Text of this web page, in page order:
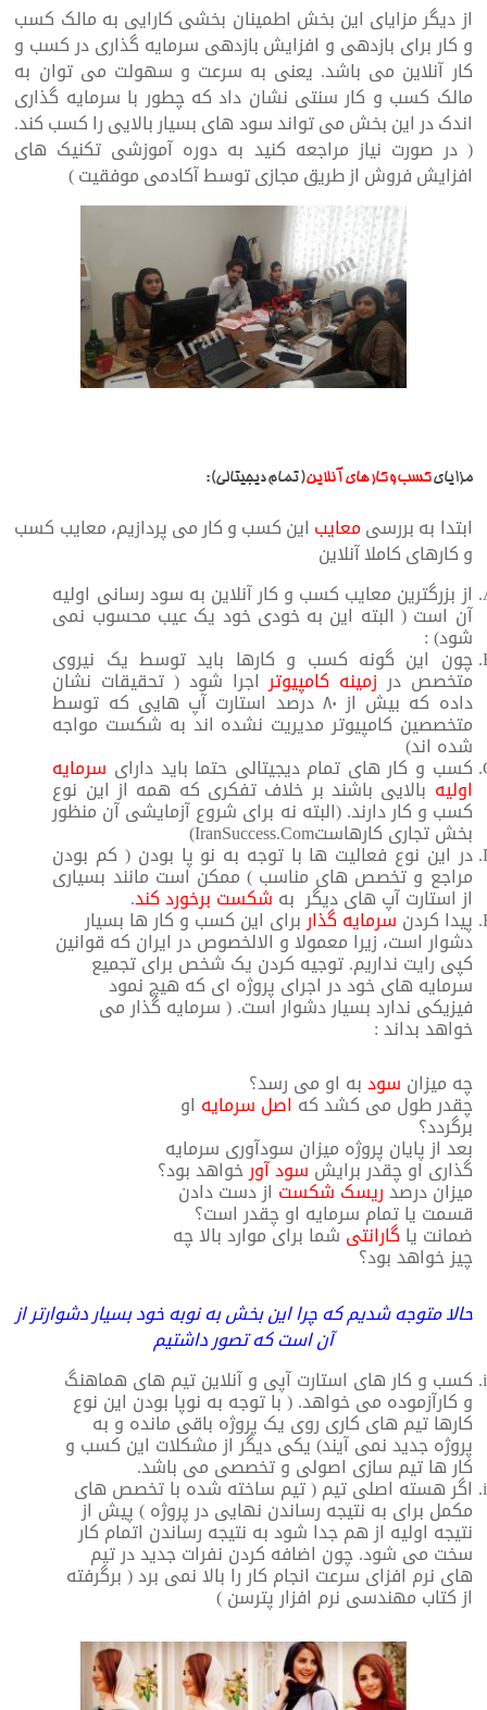
از دیگر مزایای این بخش اطمینان بخشی کارایی به مالک کسب
و کار برای بازدهی و افزایش بازدهی سرمایه گذاری در کسب و
کار آنلاین می باشد. یعنی به سرعت و سهولت می توان به
مالک کسب و کار سنتی نشان داد که چطور با سرمایه گذاری
اندک در این بخش می تواند سود های بسیار بالایی را کسب کند.
( در صورت نیاز مراجعه کنید به دوره آموزشی تکنیک های
افزایش فروش از طریق مجازی توسط آکادمی موفقیت )
مزایایکسب و کار های آنلاین( تمام دیجیتالی) :
ابتدا به بررسیمعایب این کسب و کار می پردازیم، معایب کسب
و کارهای کاملا آنلاین
از بزرگترین معایب کسب و کار آنلاین به سود رسانی اولیه
آن است ( البته این به خودی خود یک عیب محسوب نمی
شود) :
چون این گونه کسب و کارها باید توسط یک نیروی
متخصص درزمینه کامپیوتراجرا شود ( تحقیقات نشان
داده که بیش از ۸۰ درصد استارت آپ هایی که توسط
متخصصین کامپیوتر مدیریت نشده اند به شکست مواجه
شده اند)
کسب و کار های تمام دیجیتالی حتما باید دارای سرمایه
اولیه بالایی باشند بر خلاف تفکری که همه از این نوع
کسب و کار دارند. (البته نه برای شروع آزمایشی آن منظور
بخش تجاری کارهاستIranSuccess.Com)
در این نوع فعالیت ها با توجه به نو پا بودن ( کم بودن
مراجع و تخصص های مناسب ) ممکن است مانند بسیاری
از استارت آپ های دیگر به شکست برخورد کند.
پیدا کردن سرمایه گذاربرای این کسب و کار ها بسیار
دشوار است، زیرا معمولا و الالخصوص در ایران که قوانین
کپی رایت نداریم. توجیه کردن یک شخص برای تجمیع
سرمایه های خود در اجرای پروژه ای که هیچ نمود
فیزیکی ندارد بسیار دشوار است. ( سرمایه گذار می
خواهد بداند :
چه میزان سودبه او می رسد؟
چقدر طول می کشد کهاصل سرمایه او
برگردد؟
بعد از پایان پروژه میزان سودآوری سرمایه
گذاری او چقدر برایش سود آورخواهد بود؟
میزان درصدریسک شکست از دست دادن
قسمت یا تمام سرمایه او چقدر است؟
ضمانت یا گارانتیشما برای موارد بالا چه
چیز خواهد بود؟
حالا متوجه شدیم که چرا این بخش به نوبه خود بسیار دشوارتر از
آن است که تصور داشتیم
کسب و کار های استارت آپی و آنلاین تیم های هماهنگ
و کارآزموده می خواهد. ( با توجه به نوپا بودن این نوع
کارها تیم های کاری روی یک پروژه باقی مانده و به
پروژه جدید نمی آیند) یکی دیگر از مشکلات این کسب و
کار ها تیم سازی اصولی و تخصصی می باشد.
اگر هسته اصلی تیم ( تیم ساخته شده با تخصص های
مکمل برای به نتیجه رساندن نهایی در پروژه ) پیش از
نتیجه اولیه از هم جدا شود به نتیجه رساندن اتمام کار
سخت می شود. چون اضافه کردن نفرات جدید در تیم
های نرم افزای سرعت انجام کار را بالا نمی برد ( برگرفته
از کتاب مهندسی نرم افزار پترسن )